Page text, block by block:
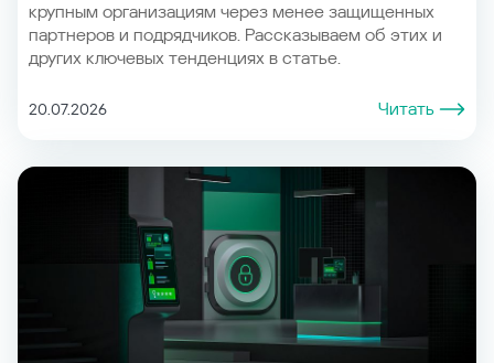
крупным организациям через менее защищенных
партнеров и подрядчиков. Рассказываем об этих и
других ключевых тенденциях в статье.
20.07.2026 Читать